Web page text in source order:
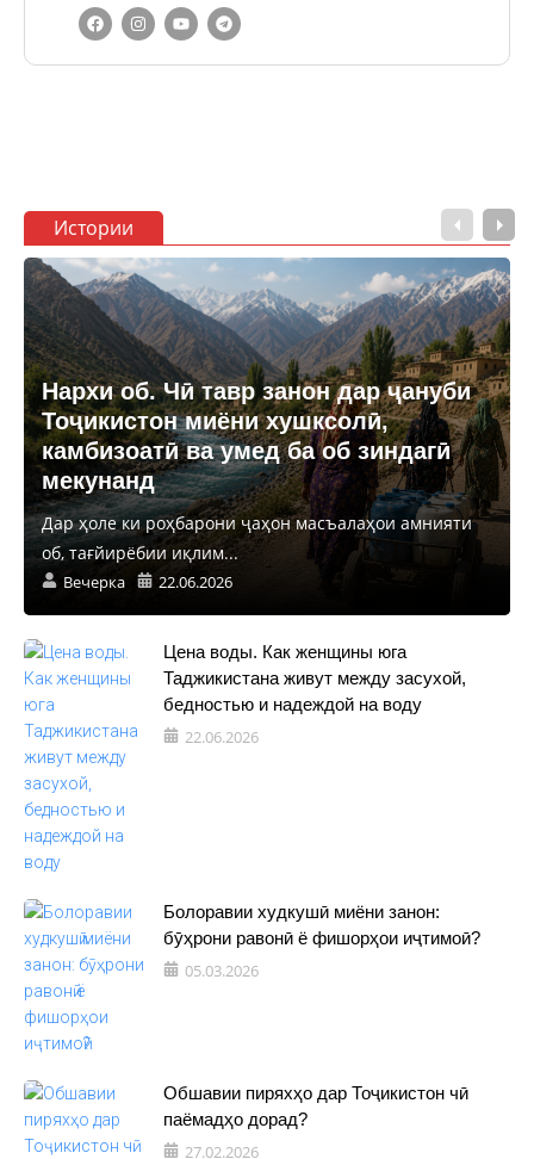
Истории
Нархи об. Чӣ тавр занон дар ҷануби
Тоҷикистон миёни хушксолӣ,
камбизоатӣ ва умед ба об зиндагӣ
мекунанд
Дар ҳоле ки роҳбарони ҷаҳон масъалаҳои амнияти
об, тағйирёбии иқлим...
Вечерка 22.06.2026
Цена воды. Как женщины юга
Таджикистана живут между засухой,
бедностью и надеждой на воду
22.06.2026
Болоравии худкушӣ миёни занон:
бӯҳрони равонӣ ё фишорҳои иҷтимоӣ?
05.03.2026
Обшавии пиряхҳо дар Тоҷикистон чӣ
паёмадҳо дорад?
27.02.2026